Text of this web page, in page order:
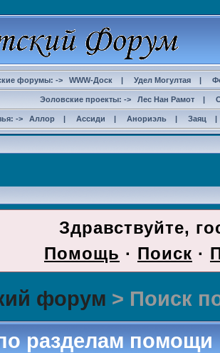
форумы: -> WWW-Доск | Удел Могултая |
Эоловские проекты: -> Лес Нан Рамот |
-> Аллор | Ассиди | Анориэль | Заяц
Здравствуйте,
Помощь · Поиск ·
форум > Поиск
разделам помощи